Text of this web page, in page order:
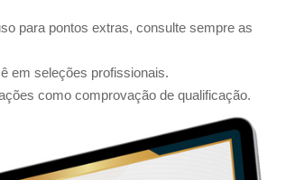
ser pago por boleto bancário, cartão de
dependendo do método de pagamento
certificado.
para pontos extras, consulte sempre as
em seleções profissionais.
como comprovação de qualificação.